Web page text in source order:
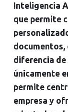
Inteligencia
que permite
documentos,
diferencia
únicamente
permite
empresa y